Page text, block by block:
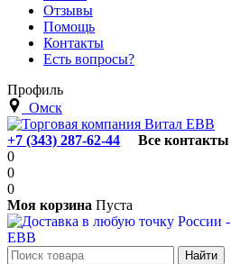
Отзывы
Помощь
Контакты
Есть вопросы?
Профиль
Омск
+7 (343) 287-62-44 Все контакты
0
0
0
Моя корзина Пуста